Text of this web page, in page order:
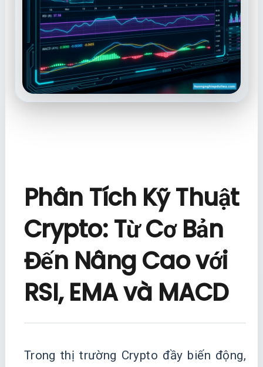
Phân Tích Kỹ Thuật
Crypto: Từ Cơ Bản
Đến Nâng Cao với
RSI, EMA và MACD
Trong thị trường Crypto đầy biến động,